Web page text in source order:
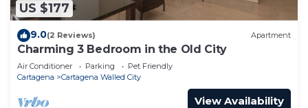
US $177
9.0(2 Reviews) Apartment
Charming 3 Bedroom in the Old City
Air Conditioner Parking
Pet Friendly
Cartagena
Cartagena Walled City
View Availability